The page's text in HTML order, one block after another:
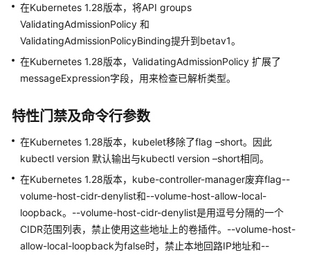
维
护）
Kubernetes
之
版
说
明
CCE
丁
在Kubernetes 1.28版本，将API groups
ValidatingAdmissionPolicy 和
ValidatingAdmissionPolicyBinding提升到betav1。
在Kubernetes 1.28版本，ValidatingAdmissionPolicy 扩展了
messageExpression字段，用来检查已解析类型。
特性门禁及命令行参数
在Kubernetes 1.28版本，kubelet移除了flag –short。因此
kubectl version 默认输出与kubectl version –short相同。
在Kubernetes 1.28版本，kube-controller-manager废弃flag--
volume-host-cidr-denylist和--volume-host-allow-local-
loopback。--volume-host-cidr-denylist是用逗号分隔的一个
CIDR范围列表，禁止使用这些地址上的卷插件。--volume-host-
allow-local-loopback为false时，禁止本地回路IP地址和--